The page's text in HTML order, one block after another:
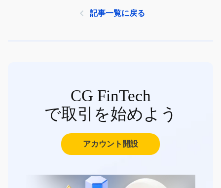
記事一覧に戻る
CG FinTech
で取引を始めよう
アカウント開設